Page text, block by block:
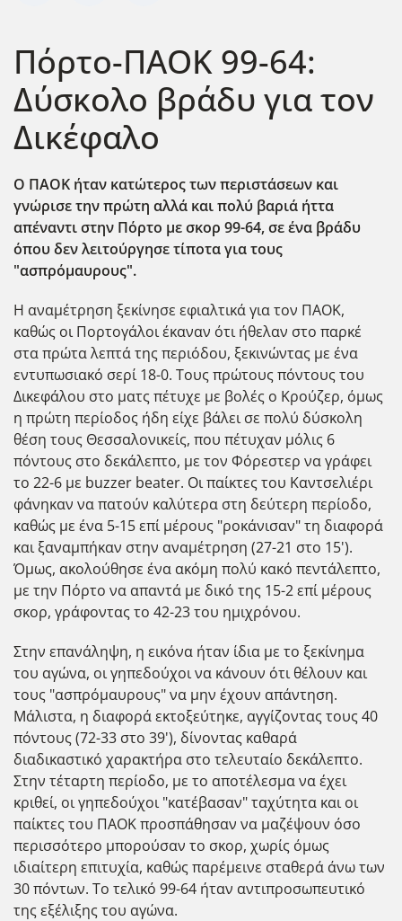
Πόρτο-ΠΑΟΚ 99-64:
Δύσκολο βράδυ για τον
Δικέφαλο
Ο ΠΑΟΚ ήταν κατώτερος των περιστάσεων και
γνώρισε την πρώτη αλλά και πολύ βαριά ήττα
απέναντι στην Πόρτο με σκορ 99-64, σε ένα βράδυ
όπου δεν λειτούργησε τίποτα για τους
"ασπρόμαυρους".
Η αναμέτρηση ξεκίνησε εφιαλτικά για τον ΠΑΟΚ,
καθώς οι Πορτογάλοι έκαναν ότι ήθελαν στο παρκέ
στα πρώτα λεπτά της περιόδου, ξεκινώντας με ένα
εντυπωσιακό σερί 18-0. Τους πρώτους πόντους του
Δικεφάλου στο ματς πέτυχε με βολές ο Κρούζερ, όμως
η πρώτη περίοδος ήδη είχε βάλει σε πολύ δύσκολη
θέση τους Θεσσαλονικείς, που πέτυχαν μ΄ολις 6
πόντους στο δεκάλεπτο, με τον Φόρεστερ να γράφει
το 22-6 με buzzer beater. Οι παίκτες του Καντσελιέρι
φάνηκαν να πατούν καλύτερα στη δεύτερη περίοδο,
καθώς με ένα 5-15 επί μέρους "ροκάνισαν" τη διαφορά
και ξαναμπ΄ηκαν στην αναμέτρηση (27-21 στο 15').
Όμως, ακολούθησε ένα ακόμη πολύ κακό πεντάλεπτο,
με την Πόρτο να απαντά με δικό της 15-2 επί μέρους
σκορ, γράφοντας το 42-23 του ημιχρόνου.
Στην επανάληψη, η εικόνα ήταν ίδια με το ξεκίνημα
του αγώνα, οι γηπεδούχοι να κάνουν ότι θέλουν και
τους "ασπρόμαυρους" να μην έχουν απάντηση.
Μάλιστα, η διαφορά εκτοξεύτηκε, αγγίζοντας τους 40
πόντους (72-33 στο 39'), δίνοντας καθαρά
διαδικαστικό χαρακτήρα στο τελευταίο δεκάλεπτο.
Στην τέταρτη περίοδο, με το αποτέλεσμα να έχει
κριθεί, οι γηπεδούχοι "κατέβασαν" ταχύτητα και οι
παίκτες του ΠΑΟΚ προσπάθησαν να μαζέψουν όσο
περισσότερο μπορούσαν το σκορ, χωρίς όμως
ιδιαίτερη επιτυχία, καθώς παρέμεινε σταθερά άνω των
30 πόντων. Το τελικό 99-64 ήταν αντιπροσωπευτικό
της εξέλιξης του αγώνα.